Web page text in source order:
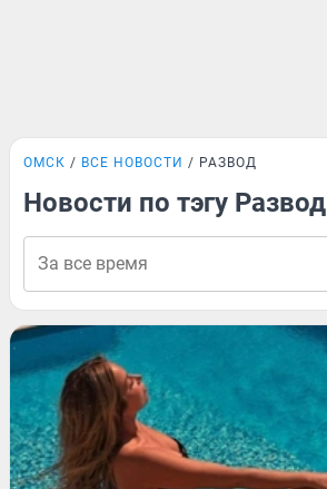
ОМСК ВСЕ НОВОСТИ РАЗВОД
Новости по тэгу Развод